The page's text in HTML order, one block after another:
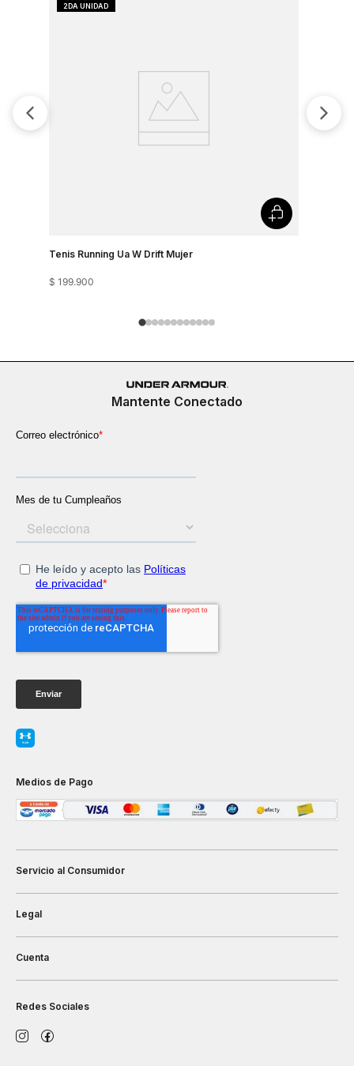
Tenis Running Ua W Drift Mujer
$ 199.900
Mantente Conectado
Medios de Pago
Servicio al Consumidor
Legal
Cuenta
Redes Sociales